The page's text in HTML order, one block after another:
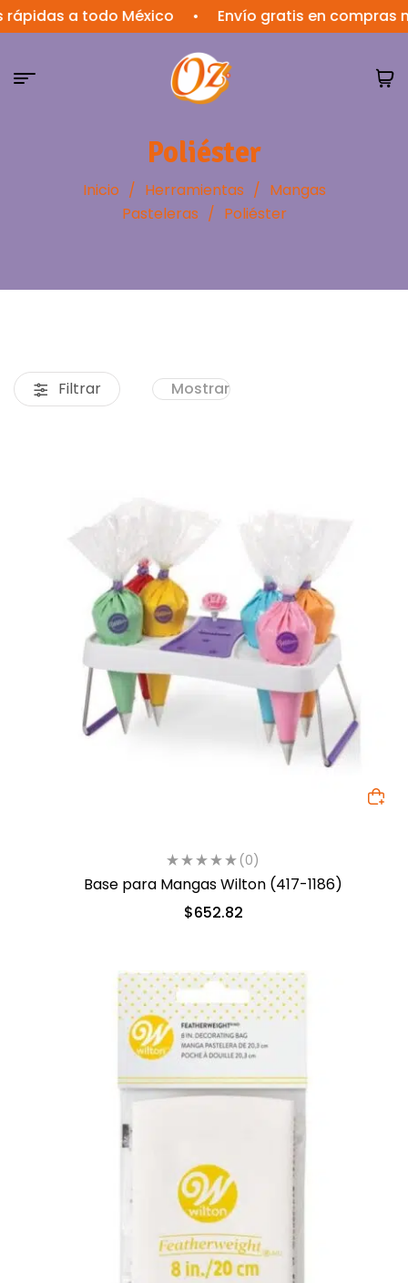
a todo México • Envío gratis en compras
Poliéster
Inicio / Herramientas / Mangas
Pasteleras / Poliéster
Filtrar Mostrar
(0)
Base para Mangas Wilton (417-1186)
$652.82